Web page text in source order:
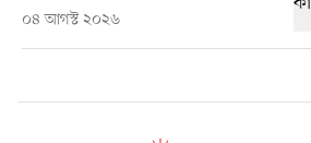
০৪ আগস্ট ২০২৬